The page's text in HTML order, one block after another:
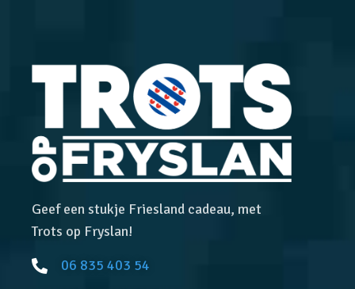
Geef een stukje Friesland cadeau, met
Trots op Fryslan!
06 835 403 54